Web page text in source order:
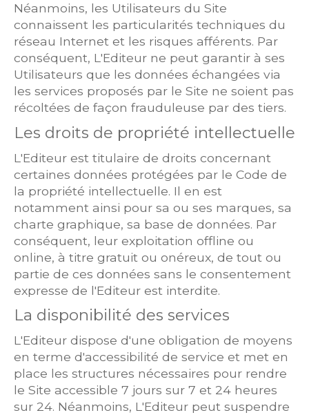
Néanmoins, les Utilisateurs du Site
connaissent les particularités techniques du
réseau Internet et les risques afférents. Par
conséquent, L'Editeur ne peut garantir à ses
Utilisateurs que les données échangées via
les services proposés par le Site ne soient pas
récoltées de façon frauduleuse par des tiers.
Les droits de propriété intellectuelle
L'Editeur est titulaire de droits concernant
certaines données protégées par le Code de
la propriété intellectuelle. Il en est
notamment ainsi pour sa ou ses marques, sa
charte graphique, sa base de données. Par
conséquent, leur exploitation offline ou
online, à titre gratuit ou onéreux, de tout ou
partie de ces données sans le consentement
expresse de l'Editeur est interdite.
La disponibilité des services
L'Editeur dispose d'une obligation de moyens
en terme d'accessibilité de service et met en
place les structures nécessaires pour rendre
le Site accessible 7 jours sur 7 et 24 heures
sur 24. Néanmoins, L'Editeur peut suspendre